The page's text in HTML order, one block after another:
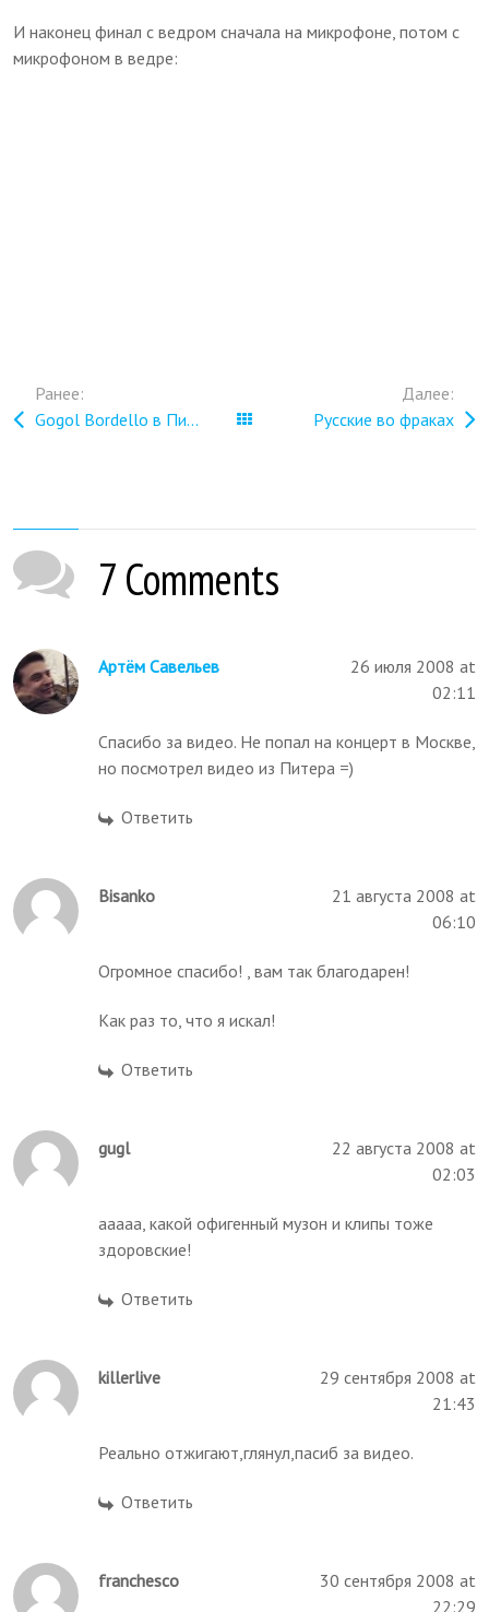
И наконец финал с ведром сначала на микрофоне, потом с
микрофоном в ведре:
Ранее:
Gogol Bordello в Питере
Все записи
Далее:
Русские во фраках
7 Comments
Артём Савельев
26 июля 2008 at
02:11
Спасибо за видео. Не попал на концерт в Москве,
но посмотрел видео из Питера =)
Ответить
Bisanko
21 августа 2008 at
06:10
Огромное спасибо! , вам так благодарен!
Как раз то, что я искал!
Ответить
gugl
22 августа 2008 at
02:03
ааааа, какой офигенный музон и клипы тоже
здоровские!
Ответить
killerlive
29 сентября 2008 at
21:43
Реально отжигают,глянул,пасиб за видео.
Ответить
franchesco
30 сентября 2008 at
22:29